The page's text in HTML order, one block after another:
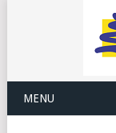
MENU